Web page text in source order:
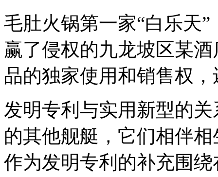
毛肚火锅第一家“白乐天
赢了侵权的九龙坡区某
品的独家使用和销售权
发明专利与实用新型的
的其他舰艇，它们相伴
作为发明专利的补充围